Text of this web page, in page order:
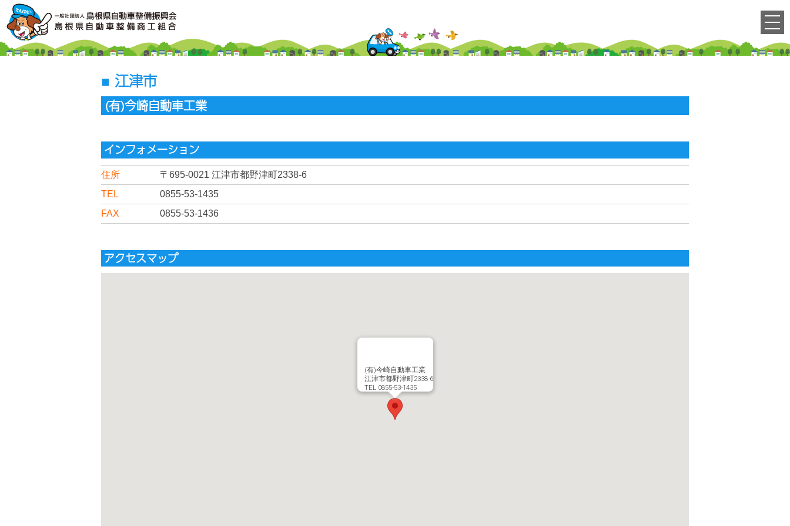
江津市
(有)今崎自動車工業
インフォメーション
住所 〒695-0021 江津市都野津町2338-6
TEL
0855-53-1435
FAX
0855-53-1436
アクセスマップ
(有)今崎自動車工業
江津市都野津町2338-6
TEL 0855-53-1435